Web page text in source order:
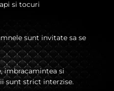
si tocuri
sunt invitate sa se
imbracamintea si
sunt strict interzise.